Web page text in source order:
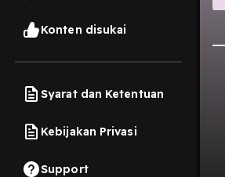
Konten disukai
Syarat dan Ketentuan
Kebijakan Privasi
Support